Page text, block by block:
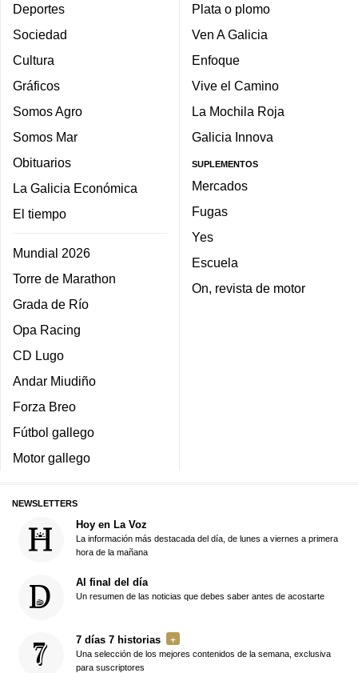
Deportes
Sociedad
Cultura
Gráficos
Somos Agro
Somos Mar
Obituarios
La Galicia Económica
El tiempo
Mundial 2026
Torre de Marathon
Grada de Río
Opa Racing
CD Lugo
Andar Miudiño
Forza Breo
Fútbol gallego
Motor gallego
Plata o plomo
Ven A Galicia
Enfoque
Vive el Camino
La Mochila Roja
Galicia Innova
SUPLEMENTOS
Mercados
Fugas
Yes
Escuela
On, revista de motor
NEWSLETTERS
Hoy en La Voz
La información más destacada del día, de lunes a viernes a primera
hora de la mañana
Al final del día
Un resumen de las noticias que debes saber antes de acostarte
7 días 7 historias
Una selección de los mejores contenidos de la semana, exclusiva
para suscriptores